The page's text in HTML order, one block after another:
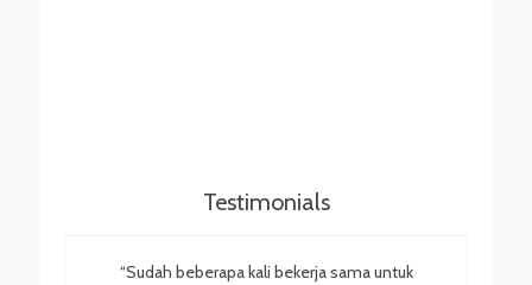
Testimonials
“Sudah beberapa kali bekerja sama untuk